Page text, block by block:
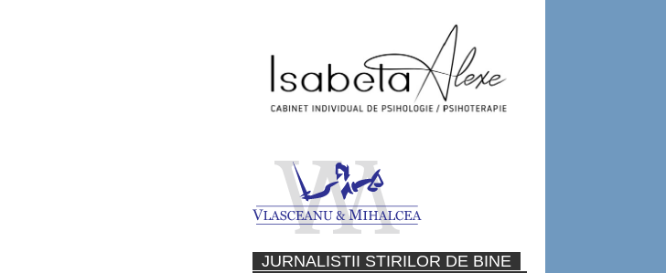
JURNALISTII STIRILOR DE BINE